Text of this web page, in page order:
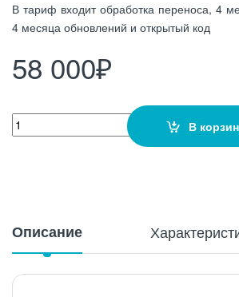
В тариф входит обработка переноса, 4
4 месяца обновлений и открытый код
58 000₽
Количество В
Описание